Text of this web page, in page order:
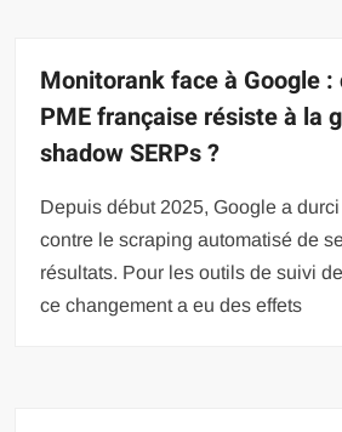
Monitorank face à Google
PME française résiste à la
shadow SERPs ?
Depuis début 2025, Google a
contre le scraping automatisé de
résultats. Pour les outils de suivi
ce changement a eu des effets